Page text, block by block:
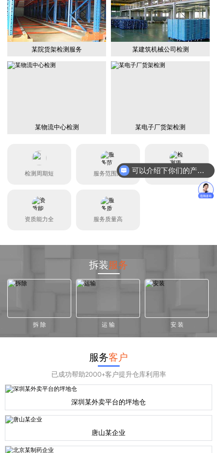
某院货架检测服务 某建筑机械公司检测
某物流中心检测 某电子厂货架检测
检测周期短 服务范围广 检测项目全
资质能力全 服务质量高
拆装服务
拆 除 运 输 安 装
服务客户
已成功帮助2000+客户提升仓库利用率
深圳某外卖平台的坪地仓
唐山某企业
可以介绍下你们的产品么？